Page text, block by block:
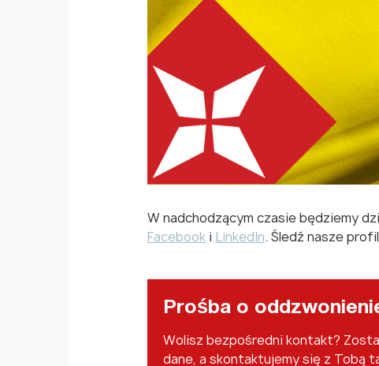
W nadchodzącym czasie będziemy
Facebook i LinkedIn. Śledź nasze
Prośba o
Wolisz bezpośredni kontakt?
dane, a skontaktujemy się z Tobą